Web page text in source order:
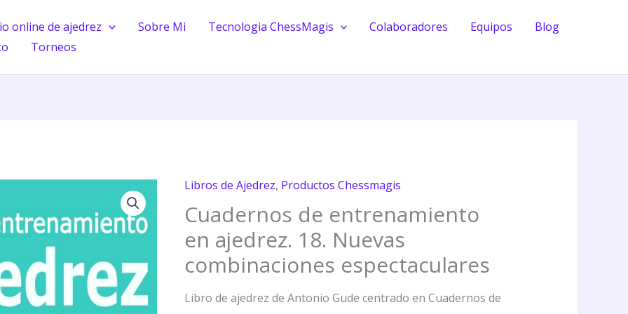
online de ajedrez Sobre Mi Tecnologia ChessMagis Colaboradores Equipos
Blog
Torneos
Libros de Ajedrez, Productos Chessmagis
Cuadernos de entrenamiento
en ajedrez. 18. Nuevas
combinaciones espectaculares
Libro de ajedrez de Antonio Gude centrado en Cuadernos de
Cuadernos
de
entrenamiento
en
ajedrez.
18.
Nuevas
ajedrez.